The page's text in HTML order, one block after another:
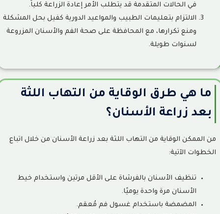
في الحالات المتقدمة قد يتطلب الأمر إعادة الزراعة كلياً.
الالتزام بتعليمات الطبيب والمواعيد الدورية كفيل بحل المشكلة
ومنع تكرارها، مع المحافظة على صحة الفم والأسنان المزروعة
لسنوات طويلة.
ما هي طرق الوقاية من التهاب اللثة
بعد زراعة الأسنان؟
من الممكن الوقاية من التهاب اللثة بعد زراعة الأسنان من خلال اتباع
الخطوات الآتية:
تنظيف الأسنان بالفرشاة على الأقل مرتين واستخدام خيط
الأسنان مرة واحدة يوميًا.
المضمضة باستخدام غسول فم مُعقم.